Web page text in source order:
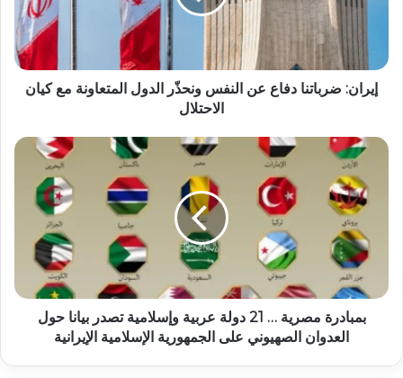
إيران: ضرباتنا دفاع عن النفس ونحذّر الدول المتعاونة مع كيان
الاحتلال
بمبادرة مصرية … 21 دولة عربية وإسلامية تصدر بيانا حول
العدوان الصهيوني على الجمهورية الإسلامية الإيرانية